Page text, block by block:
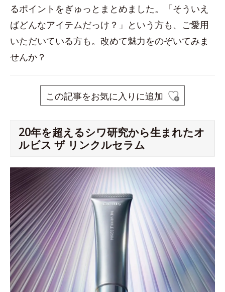
るポイントをぎゅっとまとめました。「そういえ
ばどんなアイテムだっけ？」という方も、ご愛用
いただいている方も。改めて魅力をのぞいてみま
せんか？
この記事をお気に入りに追加
20年を超えるシワ研究から生まれたオ
ルビス ザ リンクルセラム